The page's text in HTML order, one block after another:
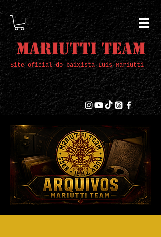
Mariutti Team
Site oficial do baixista Luis Mariutti